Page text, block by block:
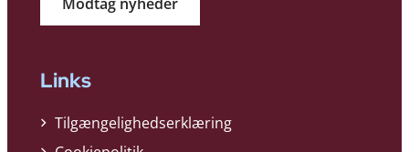
Links
Tilgængelighedserklæring